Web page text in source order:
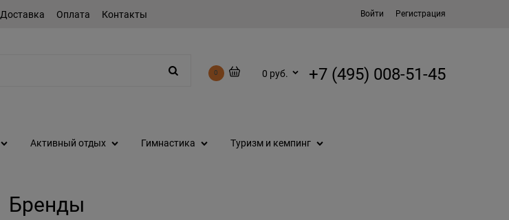
Доставка Оплата Контакты Войти Регистрация
0 0 руб. +7 (495) 008-51-45
Активный отдых Гимнастика Туризм и кемпинг
Бренды